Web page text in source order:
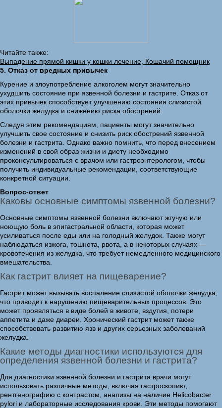
Читайте также:
Выпадение прямой кишки у кошки лечение, Кошачий помощник
5. Отказ от вредных привычек
Курение и злоупотребление алкоголем могут значительно
ухудшить состояние при язвенной болезни и гастрите. Отказ от
этих привычек способствует улучшению состояния слизистой
оболочки желудка и снижению риска обострений.
Следуя этим рекомендациям, пациенты могут значительно
улучшить свое состояние и снизить риск обострений язвенной
болезни и гастрита. Однако важно помнить, что перед внесением
изменений в свой образ жизни и диету необходимо
проконсультироваться с врачом или гастроэнтерологом, чтобы
получить индивидуальные рекомендации, соответствующие
конкретной ситуации.
Вопрос-ответ
Каковы основные симптомы язвенной болезни?
Основные симптомы язвенной болезни включают жгучую или
ноющую боль в эпигастральной области, которая может
усиливаться после еды или на голодный желудок. Также могут
наблюдаться изжога, тошнота, рвота, а в некоторых случаях —
кровотечения из желудка, что требует немедленного медицинского
вмешательства.
Как гастрит влияет на пищеварение?
Гастрит может вызывать воспаление слизистой оболочки желудка,
что приводит к нарушению пищеварительных процессов. Это
может проявляться в виде болей в животе, вздутия, потери
аппетита и даже диареи. Хронический гастрит может также
способствовать развитию язв и других серьезных заболеваний
желудка.
Какие методы диагностики используются для
определения язвенной болезни и гастрита?
Для диагностики язвенной болезни и гастрита врачи могут
использовать различные методы, включая гастроскопию,
рентгенографию с контрастом, анализы на наличие Helicobacter
pylori и лабораторные исследования крови. Эти методы помогают